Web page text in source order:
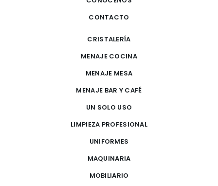
CONTACTO
CRISTALERÍA
MENAJE COCINA
MENAJE MESA
MENAJE BAR Y CAFÉ
UN SOLO USO
LIMPIEZA PROFESIONAL
UNIFORMES
MAQUINARIA
MOBILIARIO